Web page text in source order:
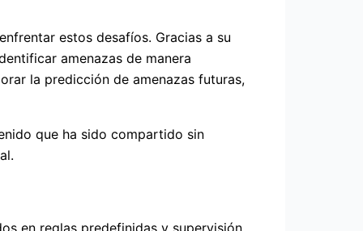
estos desafíos. Gracias a su
amenazas de manera
la predicción de amenazas futuras,
que ha sido compartido sin
en reglas predefinidas y supervisión